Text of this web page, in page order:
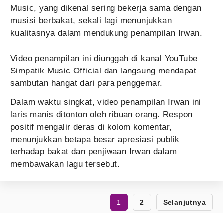
Music, yang dikenal sering bekerja sama dengan
musisi berbakat, sekali lagi menunjukkan
kualitasnya dalam mendukung penampilan Irwan.
Video penampilan ini diunggah di kanal YouTube
Simpatik Music Official dan langsung mendapat
sambutan hangat dari para penggemar.
Dalam waktu singkat, video penampilan Irwan ini
laris manis ditonton oleh ribuan orang. Respon
positif mengalir deras di kolom komentar,
menunjukkan betapa besar apresiasi publik
terhadap bakat dan penjiwaan Irwan dalam
membawakan lagu tersebut.
1 2 Selanjutnya